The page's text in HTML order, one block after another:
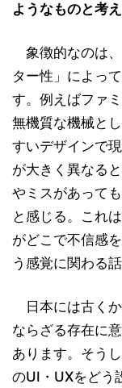
ようなものと考
象徴的なのは
ター性」によっ
す。例えばファ
無機質な機械と
すいデザインで
が大きく異なる
やミスがあって
と感じる。これ
がどこで不信感
う感覚に関わる
日本には古くか
ならざる存在に
あります。そう
のUI・UXをどう